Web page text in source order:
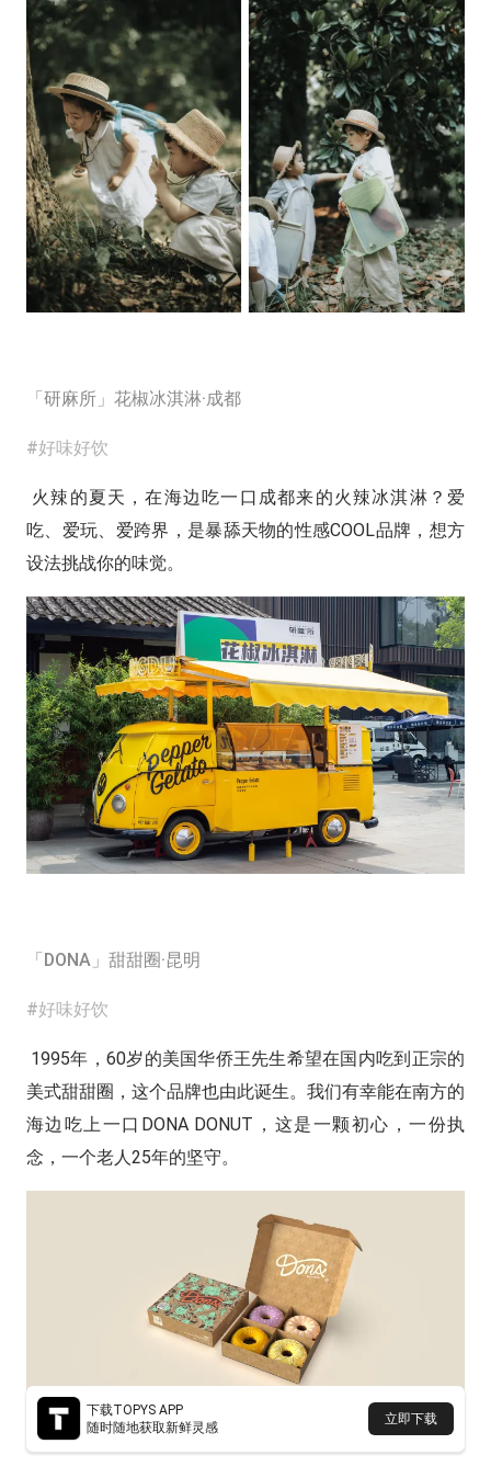
「研麻所」花椒冰淇淋·成都
#好味好饮
火辣的夏天，在海边吃一口成都来的火辣冰淇淋？爱
吃、爱玩、爱跨界，是暴舔天物的性感COOL品牌，想方
设法挑战你的味觉。
「DONA」甜甜圈·昆明
#好味好饮
1995年，60岁的美国华侨王先生希望在国内吃到正宗的
美式甜甜圈，这个品牌也由此诞生。我们有幸能在南方的
海边吃上一口DONA DONUT，这是一颗初心，一份执
念，一个老人25年的坚守。
下载TOPYS APP
随时随地获取新鲜灵感
立即下载